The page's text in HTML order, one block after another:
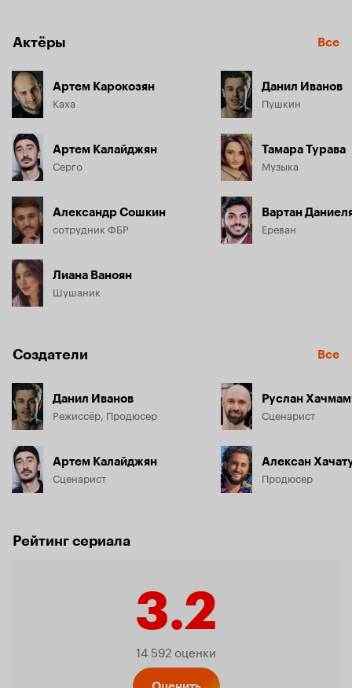
Актёры Все
Артем Карокозян
Каха
Артем Калайджян
Серго
Александр Сошкин
сотрудник ФБР
Лиана Ваноян
Шушаник
Данил Иванов
Пушкин
Тамара Турава
Музыка
Вартан
Ереван
Создатели Все
Данил Иванов
Режиссёр, Продюсер
Артем Калайджян
Сценарист
Руслан
Сценарист
Алексан
Продюсер
Рейтинг сериала
3.2
Рейтинг
14 592 оценки